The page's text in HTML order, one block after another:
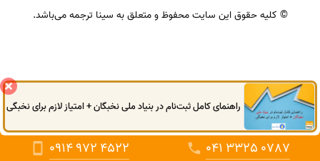
© کلیه حقوق این سایت محفوظ و متعلق به سینا ترجمه می‌باشد.
041 3325 0787
0914972 4522
راهنمای کامل ثبت‌نام در بنیاد ملی نخبگان + امتیاز لازم برای نخبگی
گفتگوی آنلاین